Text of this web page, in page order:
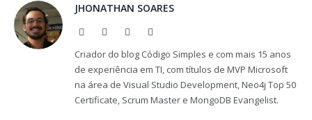
JHONATHAN SOARES
Website Facebook
Criador do blog Código Simples e com mais 15 anos
de experiência em TI, com títulos de MVP Microsoft
na área de Visual Studio Development, Neo4j Top 50
Certificate, Scrum Master e MongoDB Evangelist.